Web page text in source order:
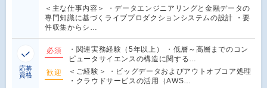
＜主な仕事内容＞ ・データエンジニアリングと金融データの
専門知識に基づくライブプロダクションシステムの設計 ・要
件収集からシ…
応募
資格
必須
・関連実務経験（5年以上） ・低層～高層までのコン
ピュータサイエンスの構造に関する…
歓迎
＜ご経験＞ ・ビッグデータおよびアウトオブコア処理
・クラウドサービスの活用（AWS…